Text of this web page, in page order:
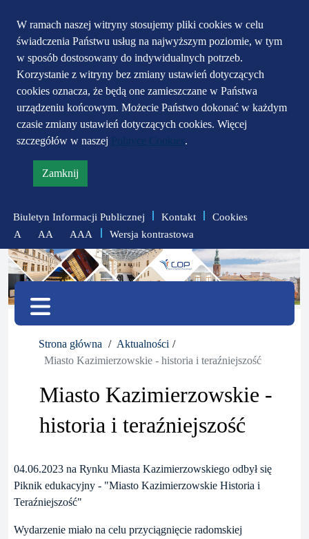
W ramach naszej witryny stosujemy pliki cookies w celu
świadczenia Państwu usług na najwyższym poziomie, w tym
w sposób dostosowany do indywidualnych potrzeb.
Korzystanie z witryny bez zmiany ustawień dotyczących
cookies oznacza, że będą one zamieszczane w Państwa
urządzeniu końcowym. Możecie Państwo dokonać w każdym
czasie zmiany ustawień dotyczących cookies. Więcej
szczegółów w naszej
.
Zamknij
informację
polityce
prywatności
Przejdź do głównego
menu
Przejdź do treści
Przejdź do mapy
serwisu
Biuletyn Informacji Publicznej Kontakt
Cookies
A
zmniejsz
czcionkę
AA
zresetuj
AAA
zwiększ
czcionkę
Wersja kontrastowa
Menu
Strona główna
Aktualności
Miasto Kazimierzowskie - historia i teraźniejszość
Miasto Kazimierzowskie -
historia i teraźniejszość
04.06.2023 na Rynku Miasta Kazimierzowskiego odbył się
Piknik edukacyjny - "Miasto Kazimierzowskie Historia i
Teraźniejszość"
Wydarzenie miało na celu przyciągnięcie radomskiej